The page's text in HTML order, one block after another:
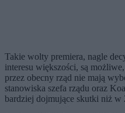
Takie wolty premiera, nagle
interesu większości, są
przez obecny rząd nie mają
stanowiska szefa rządu oraz
bardziej dojmujące skutki niż w